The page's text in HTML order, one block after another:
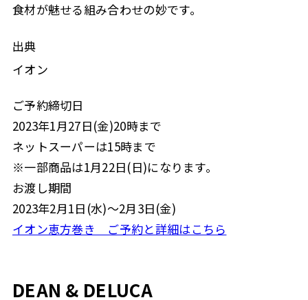
食材が魅せる組み合わせの妙です。
出典
イオン
ご予約締切日
2023年1月27日(金)20時まで
ネットスーパーは15時まで
※一部商品は1月22日(日)になります。
お渡し期間
2023年2月1日(水)〜2月3日(金)
イオン恵方巻き ご予約と詳細はこちら
DEAN & DELUCA